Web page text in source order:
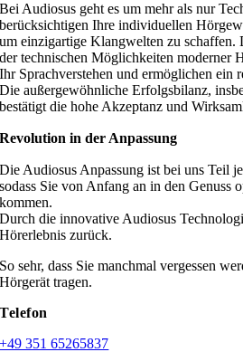
Bei Audiosus geht es um mehr als nur
berücksichtigen Ihre individuellen
um einzigartige Klangwelten zu
der technischen Möglichkeiten moderner
Ihr Sprachverstehen und ermöglichen ein
Die außergewöhnliche Erfolgsbilanz,
bestätigt die hohe Akzeptanz und
Revolution in der Anpassung
Die Audiosus Anpassung ist bei uns Teil
sodass Sie von Anfang an in den Genuss
kommen.
Durch die innovative Audiosus
Hörerlebnis zurück.
So sehr, dass Sie manchmal vergessen
Hörgerät tragen.
Telefon
+49 351 65265837